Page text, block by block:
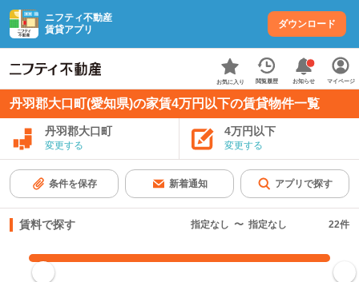
ニフティ不動産
賃貸アプリ
ダウンロード
お気に入り 閲覧履歴 お知らせ マイページ
丹羽郡大口町(愛知県)の家賃4万円以下の賃貸物件一覧
丹羽郡大口町
変更する
4万円以下
変更する
条件を保存 新着通知 アプリで探す
賃料で探す 指定なし 〜 指定なし 22件